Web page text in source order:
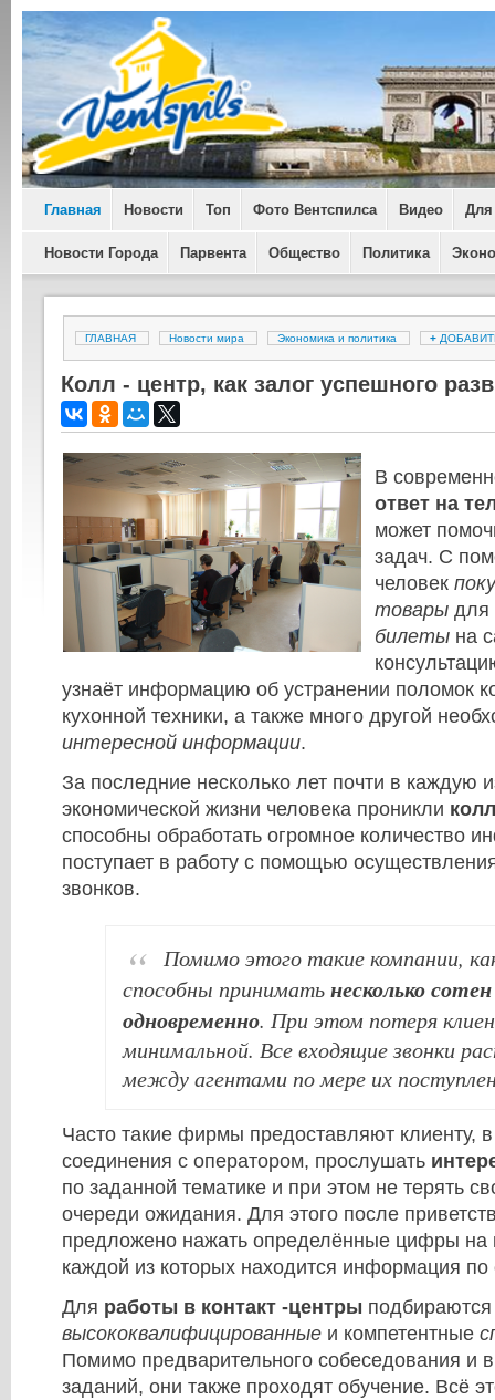
Главная Новости Топ Фото Вентспилса Видео Для
Новости Города Парвента Общество Политика
ГЛАВНАЯ Новости мира Экономика и политика +
Колл - центр, как залог успешного
В
ответ на
может
задач. С
человек
товары
билеты на
узнаёт информацию об устранении поломок
кухонной техники, а также много другой
интересной информации.
За последние несколько лет почти в каждую
экономической жизни человека проникли
способны обработать огромное количество
поступает в работу с помощью
звонков.
Помимо этого такие компании,
способны приниматьнесколько
одновременно. При этом потеря
минимальной. Все входящие звонки
между агентами по мере их
Часто такие фирмы предоставляют клиенту,
соединения с оператором, прослушать
по заданной тематике и при этом не терять
очереди ожидания. Для этого после
предложено нажать определённые цифры на
каждой из которых находится информация
Для работы в контакт -центры подбираются
высококвалифицированные и компетентные
Помимо предварительного собеседования и
заданий, они также проходят обучение. Всё